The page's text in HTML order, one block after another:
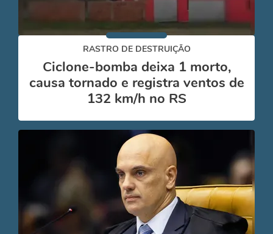
RASTRO DE DESTRUIÇÃO
Ciclone-bomba deixa 1 morto,
causa tornado e registra ventos de
132 km/h no RS